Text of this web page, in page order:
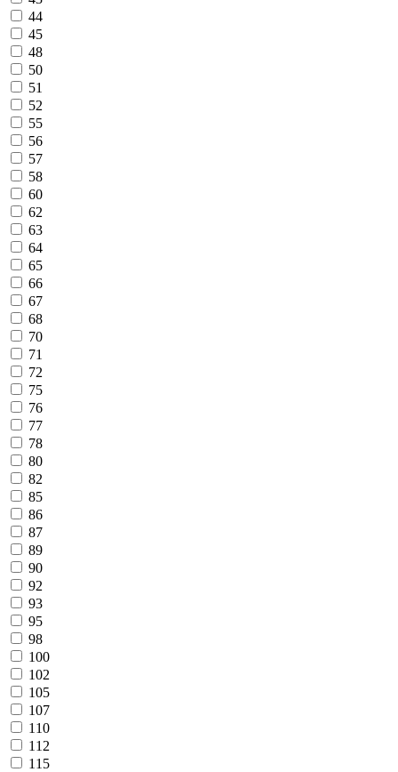
44
45
48
50
51
52
55
56
57
58
60
62
63
64
65
66
67
68
70
71
72
75
76
77
78
80
82
85
86
87
89
90
92
93
95
98
100
102
105
107
110
112
115